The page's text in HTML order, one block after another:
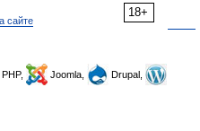
18+
сайте
Joomla,
Drupal,